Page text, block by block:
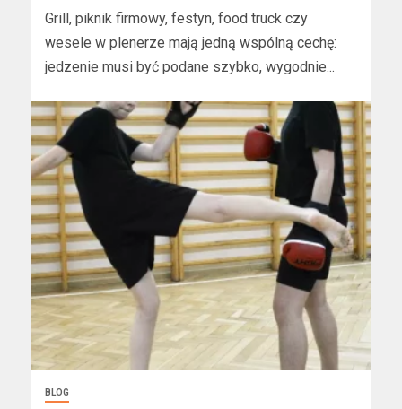
Grill, piknik firmowy, festyn, food truck czy
wesele w plenerze mają jedną wspólną cechę:
jedzenie musi być podane szybko, wygodnie...
BLOG